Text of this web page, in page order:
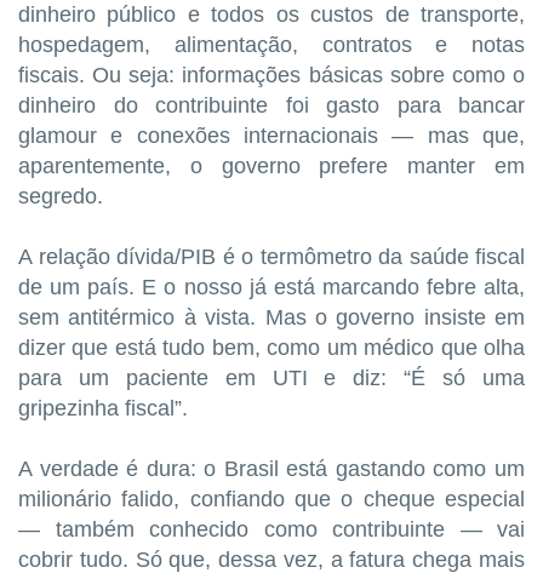
dinheiro público e todos os custos de transporte,
hospedagem, alimentação, contratos e notas
fiscais. Ou seja: informações básicas sobre como o
dinheiro do contribuinte foi gasto para bancar
glamour e conexões internacionais — mas que,
aparentemente, o governo prefere manter em
segredo.
A relação dívida/PIB é o termômetro da saúde fiscal
de um país. E o nosso já está marcando febre alta,
sem antitérmico à vista. Mas o governo insiste em
dizer que está tudo bem, como um médico que olha
para um paciente em UTI e diz: “É só uma
gripezinha fiscal”.
A verdade é dura: o Brasil está gastando como um
milionário falido, confiando que o cheque especial
— também conhecido como contribuinte — vai
cobrir tudo. Só que, dessa vez, a fatura chega mais